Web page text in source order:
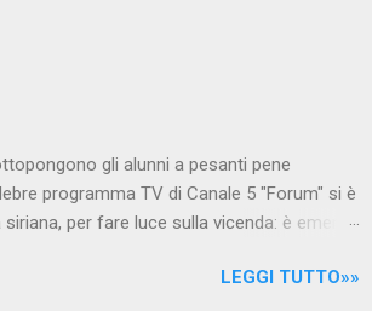
gli alunni a pesanti pene
programma TV di Canale 5 "Forum" si è
per fare luce sulla vicenda: è emerso
staff nocensura.com Condividi su Facebook
LEGGI TUTTO»»